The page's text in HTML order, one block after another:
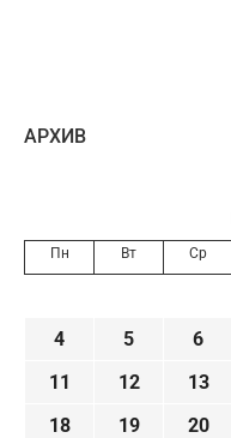
AРХИВ
Пн Вт Ср
4
5 6
11
12 13
18
19 20